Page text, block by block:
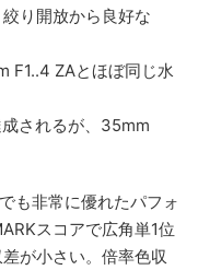
り開放から良好な
F1..4 ZAとほぼ同じ水
されるが、35mm
も非常に優れたパフォ
スコアで広角単1位
が小さい。倍率色収